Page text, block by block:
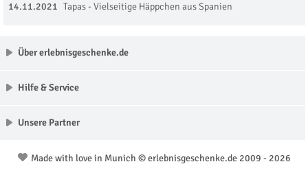
14.11.2021 Tapas - Vielseitige Häppchen aus Spanien
Über erlebnisgeschenke.de
Hilfe & Service
Unsere Partner
Made with love in Munich © erlebnisgeschenke.de 2009 - 2026